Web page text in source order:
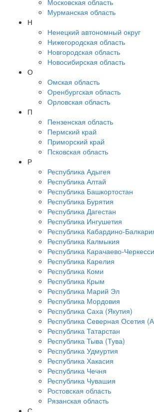
Московская область
Мурманская область
Н
Ненецкий автономный округ
Нижегородская область
Новгородская область
Новосибирская область
О
Омская область
Оренбургская область
Орловская область
П
Пензенская область
Пермский край
Приморский край
Псковская область
Р
Республика Адыгея
Республика Алтай
Республика Башкортостан
Республика Бурятия
Республика Дагестан
Республика Ингушетия
Республика Кабардино-
Республика Калмыкия
Республика Карачаево-
Республика Карелия
Республика Коми
Республика Крым
Республика Марий Эл
Республика Мордовия
Республика Саха (Якутия)
Республика Северная Осетия
Республика Татарстан
Республика Тыва (Тува)
Республика Удмуртия
Республика Хакасия
Республика Чечня
Республика Чувашия
Ростовская область
Рязанская область